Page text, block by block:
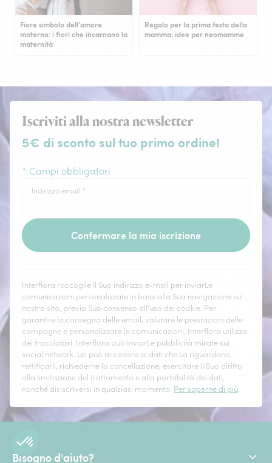
Fiore simbolo dell’amore
materno: i fiori che incarnano la
maternità
Regalo per la prima festa della
mamma: idee per neomamme
Iscriviti alla nostra newsletter
5€ di sconto sul tuo primo ordine!
* Campi obbligatori
Indirizzo email *
Confermare la mia iscrizione
Interflora raccoglie il Suo indirizzo e-mail per inviarLe
comunicazioni personalizzate in base alla Sua navigazione sul
nostro sito, previo Suo consenso all'uso dei cookie. Per
garantire la consegna delle email, valutare le prestazioni delle
campagne e personalizzare le comunicazioni, Interflora utilizza
dei tracciatori. Interflora può inviarLe pubblicità mirate sui
social network. Lei può accedere ai dati che La riguardano,
rettificarli, richiederne la cancellazione, esercitare il Suo diritto
alla limitazione del trattamento e alla portabilità dei dati,
nonché disiscriversi in qualsiasi momento. Per saperne di più.
Bisogno d'aiuto?